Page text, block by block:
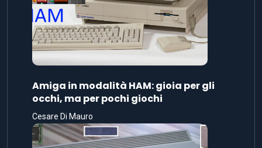
Amiga in modalità HAM: gioia per gli
occhi, ma per pochi giochi
Cesare Di Mauro